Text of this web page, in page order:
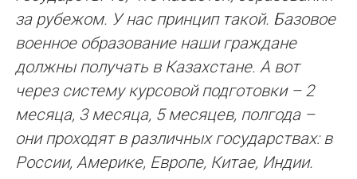
за рубежом. У нас принцип такой. Базовое
военное образование наши граждане
должны получать в Казахстане. А вот
через систему курсовой подготовки – 2
месяца, 3 месяца, 5 месяцев, полгода –
они проходят в различных государствах: в
России, Америке, Европе, Китае, Индии.